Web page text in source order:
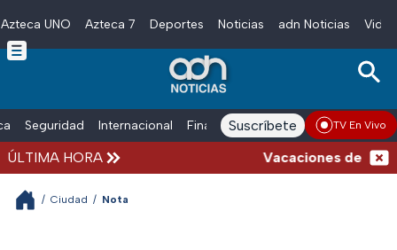
Skip to main content
Azteca UNO Azteca 7 Deportes Noticias adn Noticias
Seguridad Internacional Finanzas adn Noticias Radio
Suscríbete TV En Vivo
ÚLTIMA HORA Vacaciones de
/ Ciudad / Nota